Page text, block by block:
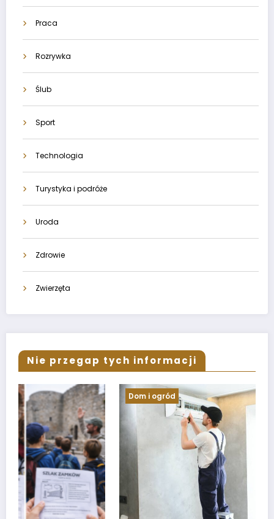
Praca
Rozrywka
Ślub
Sport
Technologia
Turystyka i podróże
Uroda
Zdrowie
Zwierzęta
Nie przegap tych informacji
Dom i ogród